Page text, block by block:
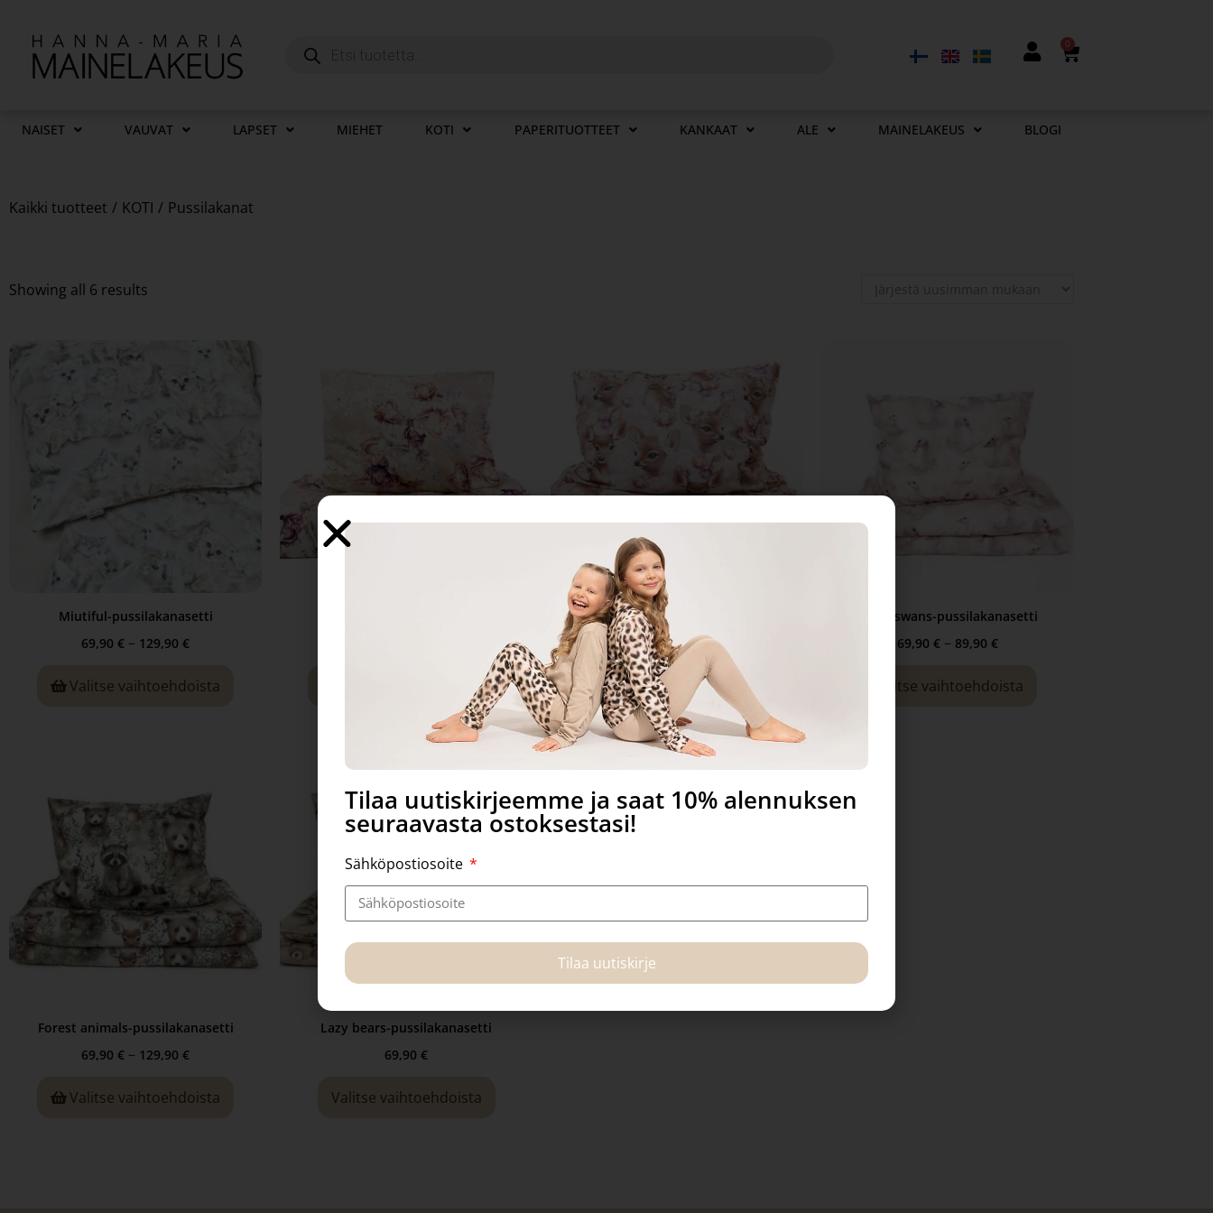
0
NAISET VAUVAT LAPSET MIEHET KOTI PAPERITUOTTEET KANKAAT ALE MAINELAKEUS BLOGI
Kaikki tuotteet / KOTI / Pussilakanat
Showing all 6 results
Miutiful-pussilakanasetti
69,90 € – 129,90 €
Valitse vaihtoehdoista Valitse vaihtoehdoista
Adore-pussilakanasetti
69,90€ – 129,90€
Valitse vaihtoehdoista
Little swans-pussilakanasetti
69,90 € – 89,90 €
Valitse vaihtoehdoista
Forest animals-pussilakanasetti
69,90 € – 129,90 €
Valitse vaihtoehdoista
Lazy bears-pussilakanasetti
69,90 €
Valitse vaihtoehdoista
Tilaa uutiskirjeemme ja saat 10% alennuksen
seuraavasta ostoksestasi!
Sähköpostiosoite
Tilaa uutiskirje